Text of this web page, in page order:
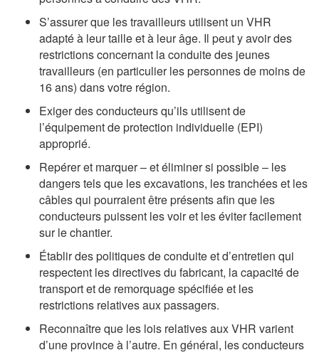
S’assurer que les travailleurs utilisent un VHR
adapté à leur taille et à leur âge. Il peut y avoir des
restrictions concernant la conduite des jeunes
travailleurs (en particulier les personnes de moins de
16 ans) dans votre région.
Exiger des conducteurs qu’ils utilisent de
l’équipement de protection individuelle (EPI)
approprié.
Repérer et marquer – et éliminer si possible – les
dangers tels que les excavations, les tranchées et les
câbles qui pourraient être présents afin que les
conducteurs puissent les voir et les éviter facilement
sur le chantier.
Établir des politiques de conduite et d’entretien qui
respectent les directives du fabricant, la capacité de
transport et de remorquage spécifiée et les
restrictions relatives aux passagers.
Reconnaître que les lois relatives aux VHR varient
d’une province à l’autre. En général, les conducteurs